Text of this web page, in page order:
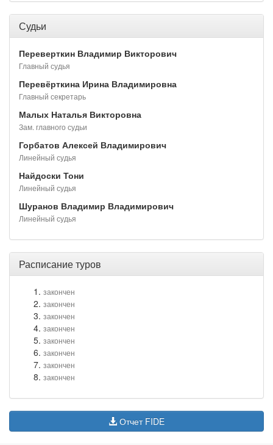
Судьи
Переверткин Владимир Викторович
Главный судья
Перевёрткина Ирина Владимировна
Главный секретарь
Малых Наталья Викторовна
Зам. главного судьи
Горбатов Алексей Владимирович
Линейный судья
Найдоски Тони
Линейный судья
Шуранов Владимир Владимирович
Линейный судья
Расписание туров
закончен
закончен
закончен
закончен
закончен
закончен
закончен
закончен
Отчет FIDE